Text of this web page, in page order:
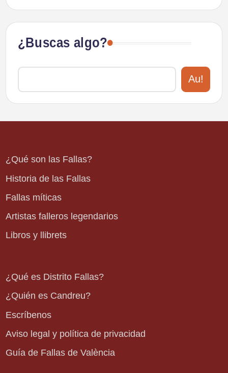
¿Buscas algo?
Au!
¿Qué son las Fallas?
Historia de las Fallas
Fallas míticas
Artistas falleros legendarios
Libros y llibrets
¿Qué es Distrito Fallas?
¿Quién es Candreu?
Escríbenos
Aviso legal y política de privacidad
Guía de Fallas de València